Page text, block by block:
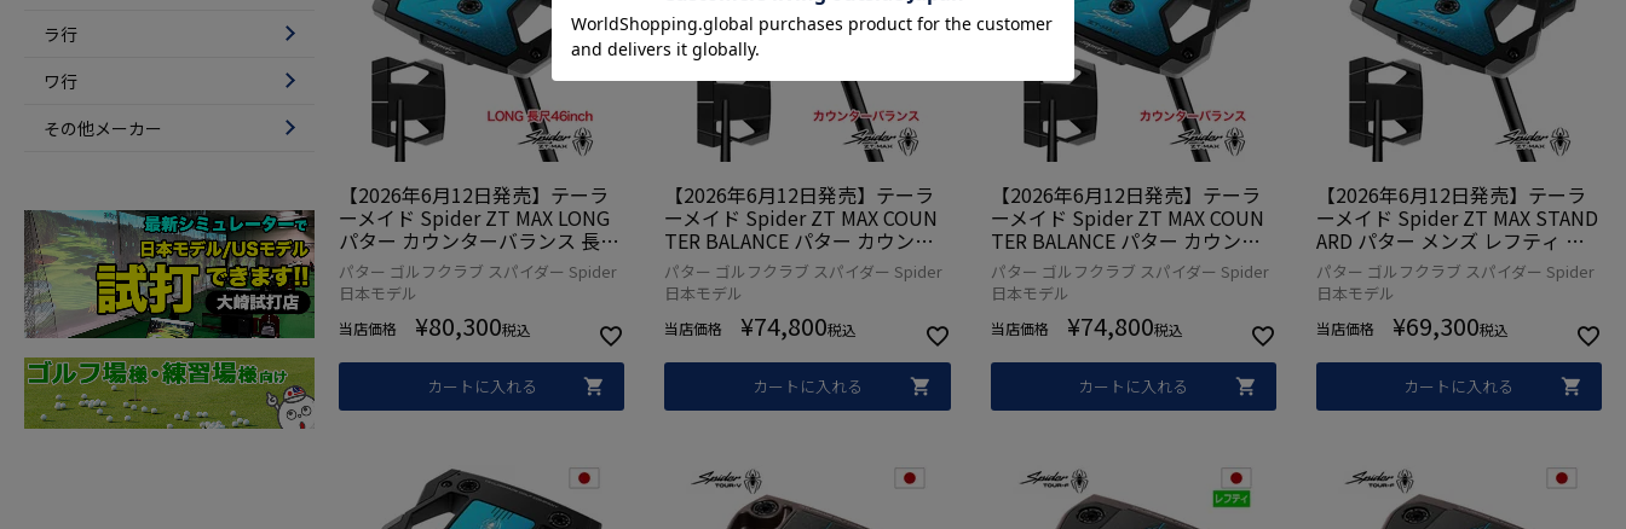
ラ行
ワ行
その他メーカー
【2026年6月12日発売】テーラ
ーメイド Spider ZT MAX LONG
パター カウンターバランス 長尺
メンズ 右用 スパイダー TaylorM
ade 2026年モデル 日本正規品 ゴ
ルフクラブ
パター ゴルフクラブ スパイダー Spider
日本モデル
当店価格 ¥80,300税込
カートに入れる
【2026年6月12日発売】テーラ
ーメイド Spider ZT MAX COUN
TER BALANCE パター カウンタ
ーバランス 中尺 メンズ レフティ
左用 スパイダー TaylorMade 20
26年モデル 日本正規品 ゴルフク
ラブ
パター ゴルフクラブ スパイダー Spider
日本モデル
当店価格 ¥74,800税込
カートに入れる
【2026年6月12日発売】テーラ
ーメイド Spider ZT MAX COUN
TER BALANCE パター カウンタ
ーバランス 中尺 メンズ 右用 ス
パイダー TaylorMade 2026年モ
デル 日本正規品 ゴルフクラブ
パター ゴルフクラブ スパイダー Spider
日本モデル
当店価格 ¥74,800税込
カートに入れる
【2026年6月12日発売】テーラ
ーメイド Spider ZT MAX STAND
ARD パター メンズ レフティ 左
用 スパイダー TaylorMade 2026
年モデル 日本正規品 ゴルフクラ
ブ
パター ゴルフクラブ スパイダー Spider
日本モデル
当店価格 ¥69,300税込
カートに入れる